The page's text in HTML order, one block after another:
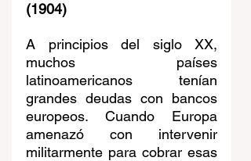
(1904)
A principios del siglo XX,
muchos países
latinoamericanos tenían
grandes deudas con bancos
europeos. Cuando Europa
amenazó con intervenir
militarmente para cobrar esas